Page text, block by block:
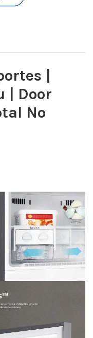
|
| Door
No